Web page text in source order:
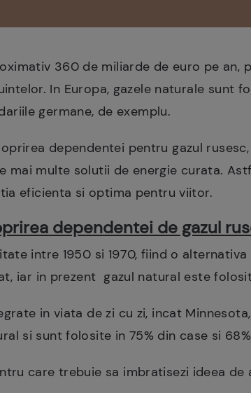
360 de miliarde de euro pe
In Europa, gazele naturale sunt
germane, de exemplu.
dependentei pentru gazul
multe solutii de energie curata.
eficienta si optima pentru viitor.
dependentei de gazul
intre 1950 si 1970, fiind o
iar in prezent gazul natural este
in viata de zi cu zi, incat
si sunt folosite in 75% din case si
care trebuie sa imbratisezi ideea de